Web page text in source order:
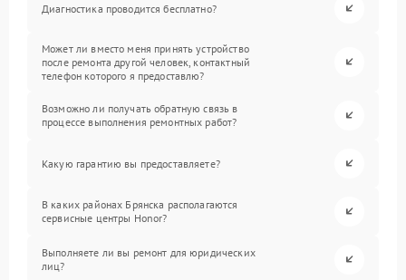
Диагностика проводится бесплатно?
Может ли вместо меня принять устройство
после ремонта другой человек, контактный
телефон которого я предоставлю?
Возможно ли получать обратную связь в
процессе выполнения ремонтных работ?
Какую гарантию вы предоставляете?
В каких районах Брянска располагаются
сервисные центры Honor?
Выполняете ли вы ремонт для юридических
лиц?